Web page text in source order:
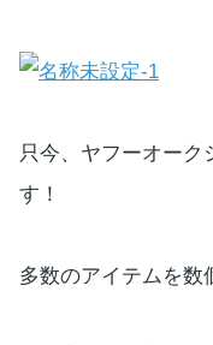
只今、ヤフーオーク
す！
多数のアイテムを数